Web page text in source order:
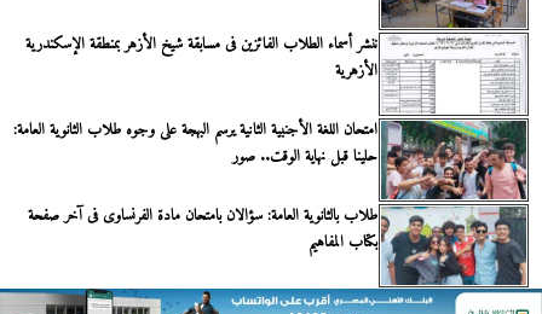
ننشر أسماء الطلاب الفائزين فى مسابقة شيخ الأزهر بمنطقة الإسكندرية
الأزهرية
امتحان اللغة الأجنبية الثانية يرسم البهجة على وجوه طلاب الثانوية العامة:
حلينا قبل نهاية الوقت.. صور
طلاب بالثانوية العامة: سؤالان بامتحان مادة الفرنساوى فى آخر صفحة
بكتاب المفاهيم